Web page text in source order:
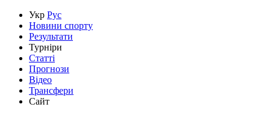
Укр Рус
Новини спорту
Результати
Турніри
Статті
Прогнози
Відео
Трансфери
Сайт